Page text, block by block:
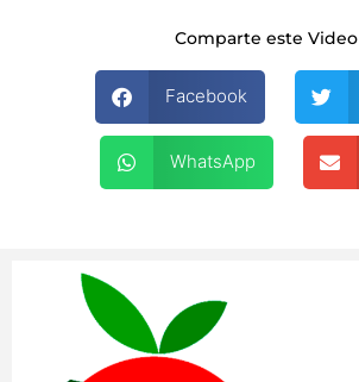
Comparte este Video
Facebook
WhatsApp